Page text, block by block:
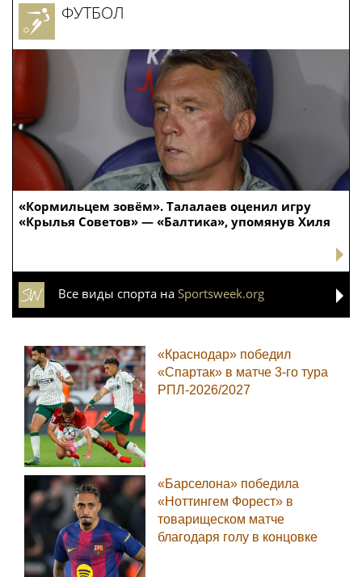
«Кормильцем зовём». Талалаев оценил игру
«Крылья Советов» — «Балтика», упомянув Хиля
ФУТБОЛ
Все виды спорта на Sportsweek.org
«Краснодар» победил
«Спартак» в матче 3-го тура
РПЛ-2026/2027
«Барселона» победила
«Ноттингем Форест» в
товарищеском матче
благодаря голу в концовке